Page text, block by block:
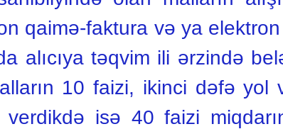
qaimə-faktura və ya
alıcıya təqvim ili ərzində
10 faizi, ikinci dəfə
isə 40 faizi